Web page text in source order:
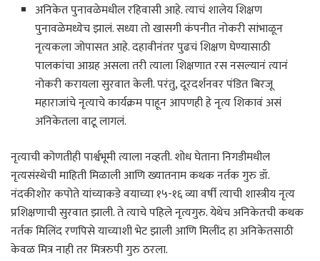
अनिकेत पुनावळेमधील रहिवासी आहे. त्याचं शालेय शिक्षण
पुनावळेमध्येच झालं. सध्या तो खासगी कंपनीत नोकरी सांभाळून
नृत्यकला जोपासत आहे. दहावीनंतर पुढचं शिक्षण घेण्यासाठी
पालकांचा आग्रह असला तरी त्याला शिक्षणात रस नसल्यानं त्यानं
नोकरी करायला सुरवात केली. परंतु, दूरदर्शनवर पंडित बिरजू
महाराजांचे नृत्याचे कार्यक्रम पाहून आपणही हे नृत्य शिकावं असं
अनिकेतला वाटू लागलं.
नृत्याची कोणतीही पार्श्वभूमी त्याला नव्हती. शोध घेताना निगडीमधील
नृत्यसंस्थेची माहिती मिळाली आणि ख्यातनाम कथक नर्तक गुरु डॉ.
नंदकीशोर कपोते यांच्याकडे वयाच्या १५-१६ व्या वर्षी त्याची शास्त्रीय नृत्य
प्रशिक्षणाची सुरवात झाली. ते त्याचे पहिले नृत्यगुरु. येथेच अनिकेतची कथक
नर्तक मिलिंद रणपिसे याच्याशी भेट झाली आणि मिलींद हा अनिकेतसाठी
केवळ मित्र नाही तर मित्ररुपी गुरु ठरला.